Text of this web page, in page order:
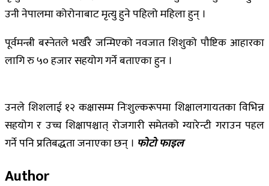
उनी नेपालमा कोरोनाबाट मृत्यु हुने पहिलो महिला हुन् ।
पूर्वमन्त्री बस्नेतले भर्खरै जन्मिएको नवजात शिशुको पौष्टिक आहारका
लागि रु ५० हजार सहयोग गर्ने बताएका हुन ।
उनले शिशलाई १२ कक्षासम्म निःशुल्करूपमा शिक्षालगायतका विभिन्न
सहयोग र उच्च शिक्षापश्चात् रोजगारी समेतको ग्यारेन्टी गराउन पहल
गर्ने पनि प्रतिबद्धता जनाएका छन् । फोटो फाइल
Author